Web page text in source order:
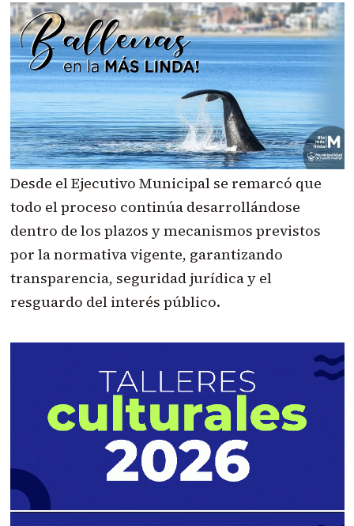
Desde el Ejecutivo Municipal se remarcó que
todo el proceso continúa desarrollándose
dentro de los plazos y mecanismos previstos
por la normativa vigente, garantizando
transparencia, seguridad jurídica y el
resguardo del interés público.